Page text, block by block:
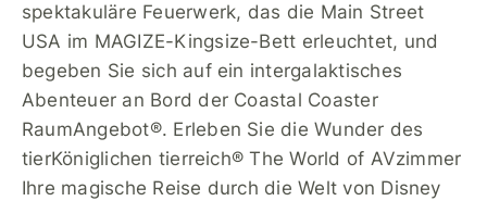
spektakuläre Feuerwerk, das die Main Street
USA im MAGIZE-Kingsize-Bett erleuchtet, und
begeben Sie sich auf ein intergalaktisches
Abenteuer an Bord der Coastal Coaster
RaumAngebot®. Erleben Sie die Wunder des
tierKöniglichen tierreich® The World of AVzimmer
Ihre magische Reise durch die Welt von Disney